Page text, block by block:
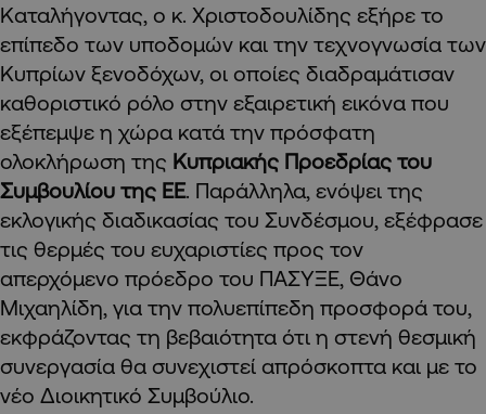
Καταλήγοντας, ο κ. Χριστοδουλίδης εξήρε το
επίπεδο των υποδομών και την τεχνογνωσία των
Κυπρίων ξενοδόχων, οι οποίες διαδραμάτισαν
καθοριστικό ρόλο στην εξαιρετική εικόνα που
εξέπεμψε η χώρα κατά την πρόσφατη
ολοκλήρωση της Κυπριακής Προεδρίας του
Συμβουλίου της ΕΕ. Παράλληλα, ενόψει της
εκλογικής διαδικασίας του Συνδέσμου, εξέφρασε
τις θερμές του ευχαριστίες προς τον
απερχόμενο πρόεδρο του ΠΑΣΥΞΕ, Θάνο
Μιχαηλίδη, για την πολυεπίπεδη προσφορά του,
εκφράζοντας τη βεβαιότητα ότι η στενή θεσμική
συνεργασία θα συνεχιστεί απρόσκοπτα και με το
νέο Διοικητικό Συμβούλιο.